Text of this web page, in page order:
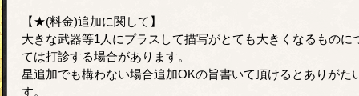
【★(料金)追加に関して】
大きな武器等1人にプラスして描写がとても大きくなるものに
ては打診する場合があります。
星追加でも構わない場合追加OKの旨書いて頂けるとありがた
す。